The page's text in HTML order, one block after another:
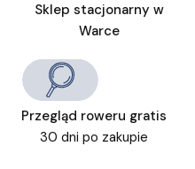
Sklep stacjonarny w
Warce
Przegląd roweru gratis
30 dni po zakupie